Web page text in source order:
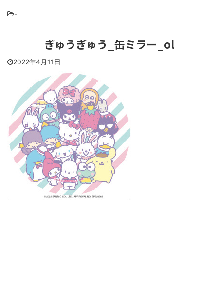
-
ぎゅうぎゅう_缶ミラー_ol
2022年4月11日